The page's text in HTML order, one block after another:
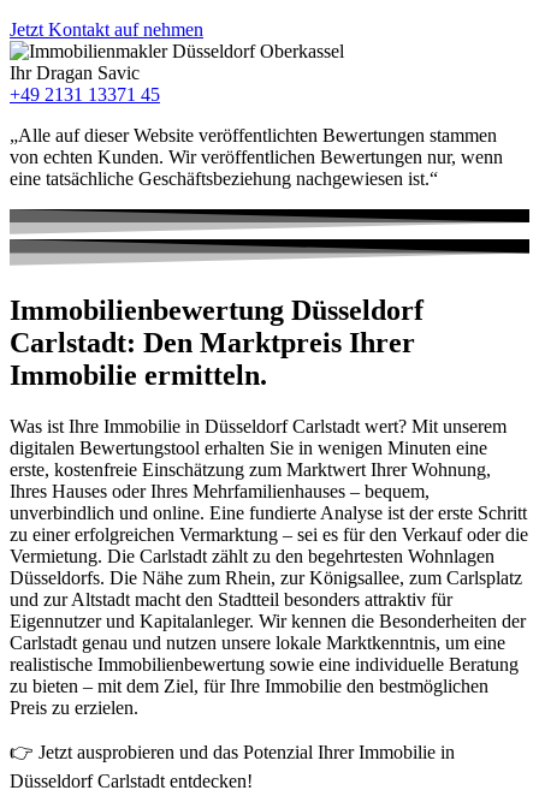
Jetzt Kontakt auf nehmen
Ihr Dragan Savic
+49 2131 13371 45
„Alle auf dieser Website veröffentlichten Bewertungen stammen
von echten Kunden. Wir veröffentlichen Bewertungen nur, wenn
eine tatsächliche Geschäftsbeziehung nachgewiesen ist.“
Immobilienbewertung Düsseldorf
Carlstadt: Den Marktpreis Ihrer
Immobilie ermitteln.
Was ist Ihre Immobilie in Düsseldorf Carlstadt wert? Mit unserem
digitalen Bewertungstool erhalten Sie in wenigen Minuten eine
erste, kostenfreie Einschätzung zum Marktwert Ihrer Wohnung,
Ihres Hauses oder Ihres Mehrfamilienhauses – bequem,
unverbindlich und online. Eine fundierte Analyse ist der erste Schritt
zu einer erfolgreichen Vermarktung – sei es für den Verkauf oder die
Vermietung. Die Carlstadt zählt zu den begehrtesten Wohnlagen
Düsseldorfs. Die Nähe zum Rhein, zur Königsallee, zum Carlsplatz
und zur Altstadt macht den Stadtteil besonders attraktiv für
Eigennutzer und Kapitalanleger. Wir kennen die Besonderheiten der
Carlstadt genau und nutzen unsere lokale Marktkenntnis, um eine
realistische Immobilienbewertung sowie eine individuelle Beratung
zu bieten – mit dem Ziel, für Ihre Immobilie den bestmöglichen
Preis zu erzielen.
👉 Jetzt ausprobieren und das Potenzial Ihrer Immobilie in
Düsseldorf Carlstadt entdecken!